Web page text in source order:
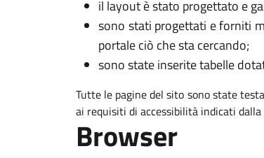
il layout è stato progettato e
sono stati progettati e forniti
portale ciò che sta cercando;
sono state inserite tabelle
Tutte le pagine del sito sono state
ai requisiti di accessibilità indicati
Browser